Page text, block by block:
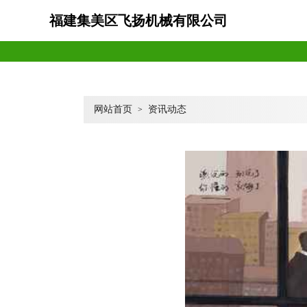
福建集美区飞扬机械有限公司
网站首页 > 资讯动态